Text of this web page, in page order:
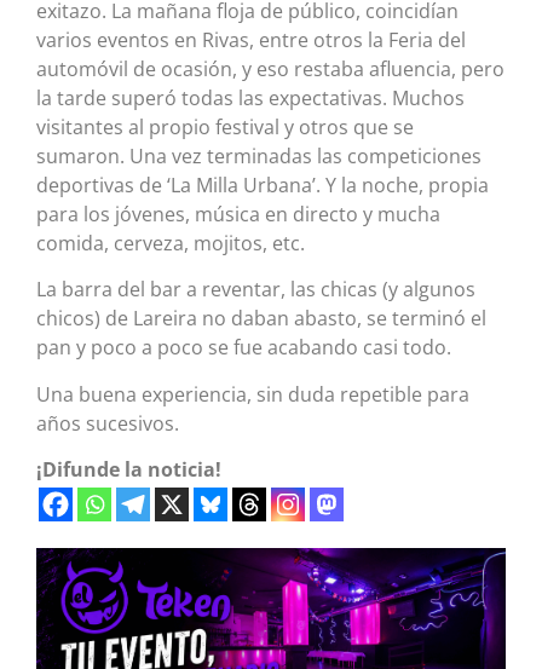
exitazo. La mañana floja de público, coincidían
varios eventos en Rivas, entre otros la Feria del
automóvil de ocasión, y eso restaba afluencia, pero
la tarde superó todas las expectativas. Muchos
visitantes al propio festival y otros que se
sumaron. Una vez terminadas las competiciones
deportivas de ‘La Milla Urbana’. Y la noche, propia
para los jóvenes, música en directo y mucha
comida, cerveza, mojitos, etc.
La barra del bar a reventar, las chicas (y algunos
chicos) de Lareira no daban abasto, se terminó el
pan y poco a poco se fue acabando casi todo.
Una buena experiencia, sin duda repetible para
años sucesivos.
¡Difunde la noticia!